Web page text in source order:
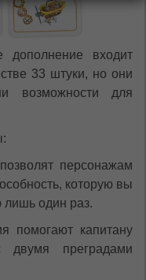
входит
33 штуки, но они
возможности для
персонажам
которую вы
лишь один раз.
помогают капитану
двумя преградами